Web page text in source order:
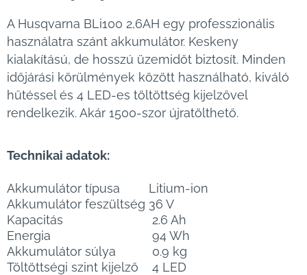
A Husqvarna BLi100 2,6AH egy professzionális
használatra szánt akkumulátor. Keskeny
kialakítású, de hosszú üzemidőt biztosít. Minden
időjárási körülmények között használható, kiváló
hűtéssel és 4 LED-es töltöttség kijelzővel
rendelkezik. Akár 1500-szor újratölthető.
Technikai adatok:
Akkumulátor típusa
Litium-ion
Akkumulátor feszültség 36 V
Kapacitás
2.6 Ah
Energia
94 Wh
Akkumulátor súlya
0.9 kg
Töltöttségi szint kijelző
4 LED